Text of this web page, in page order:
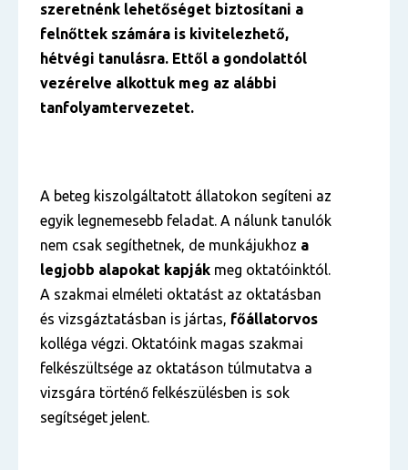
szeretnénk lehetőséget biztosítani a
felnőttek számára is kivitelezhető,
hétvégi tanulásra. Ettől a gondolattól
vezérelve alkottuk meg az alábbi
tanfolyamtervezetet.
A beteg kiszolgáltatott állatokon segíteni az
egyik legnemesebb feladat. A nálunk tanulók
nem csak segíthetnek, de munkájukhoz a
legjobb alapokat kapják meg oktatóinktól.
A szakmai elméleti oktatást az oktatásban
és vizsgáztatásban is jártas, főállatorvos
kolléga végzi. Oktatóink magas szakmai
felkészültsége az oktatáson túlmutatva a
vizsgára történő felkészülésben is sok
segítséget jelent.